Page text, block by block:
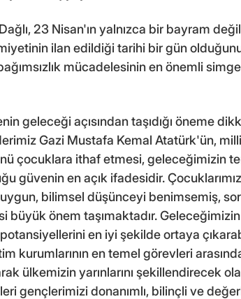
23 Nisan'ın yalnızca bir bayram
ilan edildiği tarihi bir gün
mücadelesinin en önemli
geleceği açısından taşıdığı öneme
Gazi Mustafa Kemal Atatürk'ün,
çocuklara ithaf etmesi, geleceğimizin
güvenin en açık ifadesidir.
bilimsel düşünceyi benimsemiş,
büyük önem taşımaktadır.
potansiyellerini en iyi şekilde ortaya
kurumlarının en temel görevleri
ülkemizin yarınlarını şekillendirecek
gençlerimizi donanımlı, bilinçli ve